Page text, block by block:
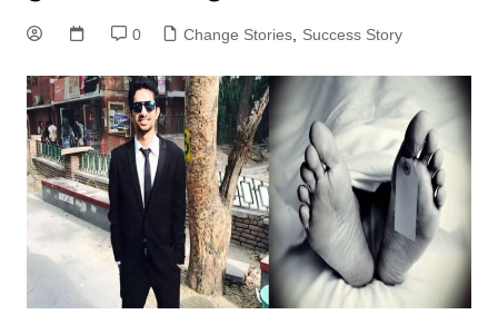
0 Change Stories, Success Story